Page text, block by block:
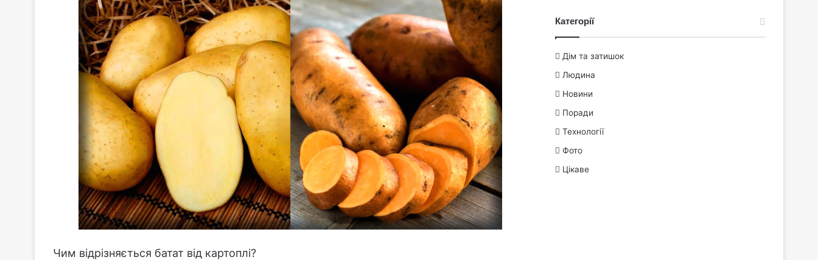
Чим відрізняється батат від картоплі?
Категорії
Дім та затишок
Людина
Новини
Поради
Технології
Фото
Цікаве